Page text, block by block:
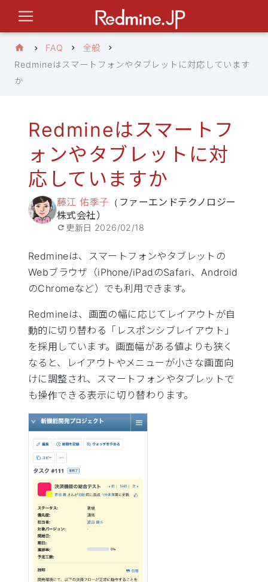
FAQ
全般
Redmineはスマートフォンやタブレットに対応しています
か
Redmineはスマートフ
ォンやタブレットに対
応していますか
藤江 佑季子 （ファーエンドテクノロジー
株式会社）
更新日 2026/02/18
Redmineは、スマートフォンやタブレットの
Webブラウザ（iPhone/iPadのSafari、Android
のChromeなど）でも利用できます。
Redmineは、画面の幅に応じてレイアウトが自
動的に切り替わる「レスポンシブレイアウト」
を採用しています。画面幅がある値よりも狭く
なると、レイアウトやメニューが小さな画面向
けに調整され、スマートフォンやタブレットで
も操作できる表示に切り替わります。